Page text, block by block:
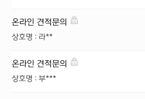
온라인 견적문의
상호명 : 라**
온라인 견적문의
상호명 : 부***